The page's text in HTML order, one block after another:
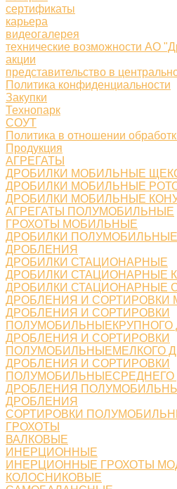
сертификаты
карьера
видеогалерея
технические возможности АО
акции
представительство в
Политика конфиденциальности
Закупки
Технопарк
СОУТ
Политика в отношении
Продукция
АГРЕГАТЫ
ДРОБИЛКИ МОБИЛЬНЫЕ
ДРОБИЛКИ МОБИЛЬНЫЕ
ДРОБИЛКИ МОБИЛЬНЫЕ
АГРЕГАТЫ ПОЛУМОБИЛЬНЫЕ
ГРОХОТЫ МОБИЛЬНЫЕ
ДРОБИЛКИ
ДРОБЛЕНИЯ
ДРОБИЛКИ СТАЦИОНАРНЫЕ
ДРОБИЛКИ СТАЦИОНАРНЫЕ
ДРОБИЛКИ СТАЦИОНАРНЫЕ
ДРОБЛЕНИЯ И СОРТИРОВКИ
ДРОБЛЕНИЯ И СОРТИРОВКИ
ПОЛУМОБИЛЬНЫЕКРУПНОГО
ДРОБЛЕНИЯ И СОРТИРОВКИ
ПОЛУМОБИЛЬНЫЕМЕЛКОГО
ДРОБЛЕНИЯ И СОРТИРОВКИ
ПОЛУМОБИЛЬНЫЕСРЕДНЕГО
ДРОБЛЕНИЯ
ДРОБЛЕНИЯ
СОРТИРОВКИ
ГРОХОТЫ
ВАЛКОВЫЕ
ИНЕРЦИОННЫЕ
ИНЕРЦИОННЫЕ ГРОХОТЫ
КОЛОСНИКОВЫЕ